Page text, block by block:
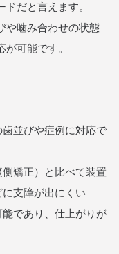
だと言えます。
や噛み合わせの状態
可能です。
並びや症例に対応で
矯正）と比べて装置
支障が出にくい
であり、仕上がりが